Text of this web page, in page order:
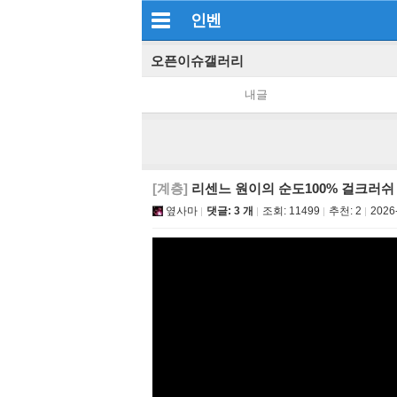
인벤
오픈이슈갤러리
내글
[계층] 리센느 원이의 순도100% 걸크러쉬
옆사마 댓글: 3 개 조회: 11499 추천: 2